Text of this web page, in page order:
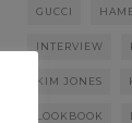
GUCCI
INTERVIEW
KIM JONES
LOOKBOOK